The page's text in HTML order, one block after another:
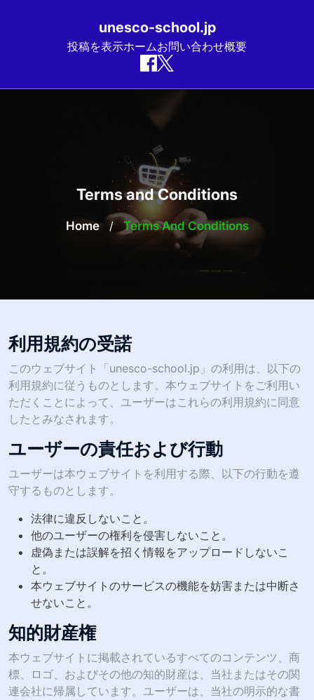
unesco-school.jp
投稿を表示ホームお問い合わせ概要
Terms and Conditions
Home / Terms And Conditions
利用規約の受諾
このウェブサイト「unesco-school.jp」の利用は、以下の
利用規約に従うものとします。本ウェブサイトをご利用い
ただくことによって、ユーザーはこれらの利用規約に同意
したとみなされます。
ユーザーの責任および行動
ユーザーは本ウェブサイトを利用する際、以下の行動を遵
守するものとします。
法律に違反しないこと。
他のユーザーの権利を侵害しないこと。
虚偽または誤解を招く情報をアップロードしないこ
と。
本ウェブサイトのサービスの機能を妨害または中断さ
せないこと。
知的財産権
本ウェブサイトに掲載されているすべてのコンテンツ、商
標、ロゴ、およびその他の知的財産は、当社またはその関
連会社に帰属しています。ユーザーは、当社の明示的な書